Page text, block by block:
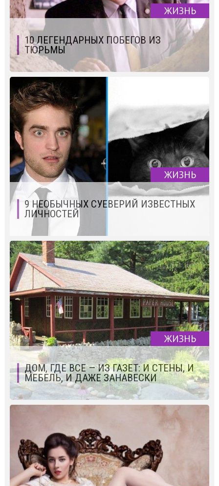
ЖИЗНЬ
10 ЛЕГЕНДАРНЫХ ПОБЕГОВ ИЗ
ТЮРЬМЫ
ЖИЗНЬ
9 НЕОБЫЧНЫХ СУЕВЕРИЙ ИЗВЕСТНЫХ
ЛИЧНОСТЕЙ
ЖИЗНЬ
ДОМ, ГДЕ ВСЕ — ИЗ ГАЗЕТ: И СТЕНЫ, И
МЕБЕЛЬ, И ДАЖЕ ЗАНАВЕСКИ